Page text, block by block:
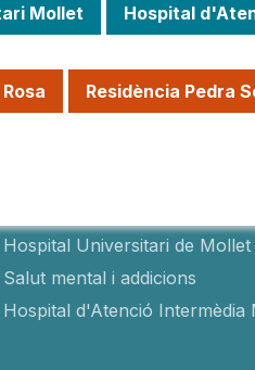
Mollet Hospital
Residència Pedra
Hospital Universitari de Mollet
Salut mental i addicions
Hospital d'Atenció Intermèdia